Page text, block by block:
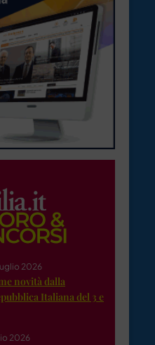
2026
novità dalla
Italiana del 3 e
2026